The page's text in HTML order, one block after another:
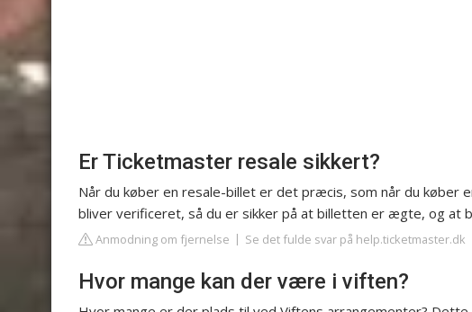
Er Ticketmaster resale sikkert?
Når du køber en resale-billet er det præcis, som når du køber
bliver verificeret, så du er sikker på at billetten er ægte, og at
Anmodning om fjernelse Se det fulde svar på help.ticketmaster.dk
Hvor mange kan der være i viften?